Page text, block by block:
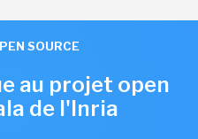
SOURCE
au projet open
de l'Inria